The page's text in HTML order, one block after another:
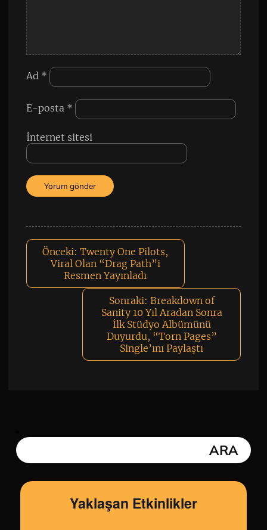
Ad *
E-posta *
İnternet sitesi
Önceki: Twenty One Pilots,
Viral Olan “Drag Path”i
Resmen Yayınladı
Sonraki: Breakdown of
Sanity 10 Yıl Aradan Sonra
İlk Stüdyo Albümünü
Duyurdu, “Torn Pages”
Single’ını Paylaştı
Yaklaşan Etkinlikler